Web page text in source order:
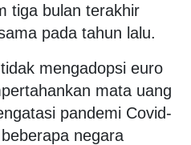
tiga bulan terakhir
pada tahun lalu.
mengadopsi euro
mata uang
pandemi Covid-
negara